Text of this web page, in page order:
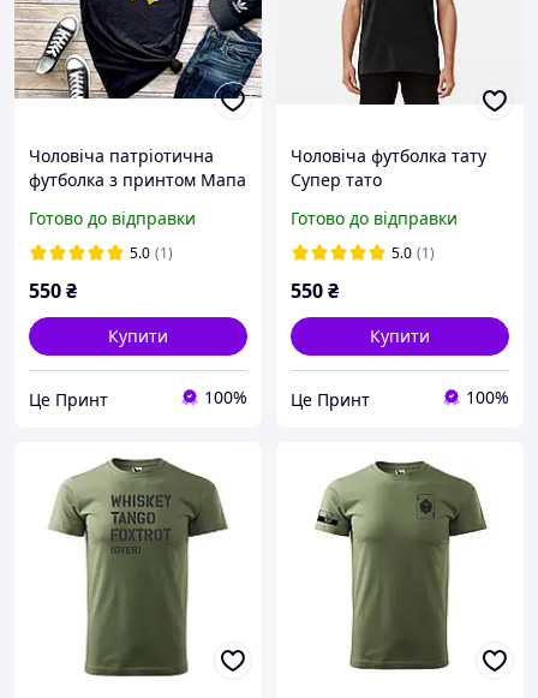
Чоловіча патріотична
футболка з принтом Мапа
Готово до відправки
5.0 (1)
550₴
Купити
Це Принт 100%
Чоловіча футболка тату
Супер тато
Готово до відправки
5.0 (1)
550₴
Купити
Це Принт 100%